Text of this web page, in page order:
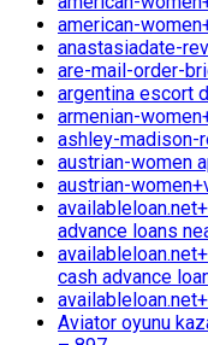
american-
anastasiadate-
are-mail-order-
argentina escort
armenian-
ashley-madison-
austrian-women
austrian-
advance loans
cash advance
Aviator oyunu